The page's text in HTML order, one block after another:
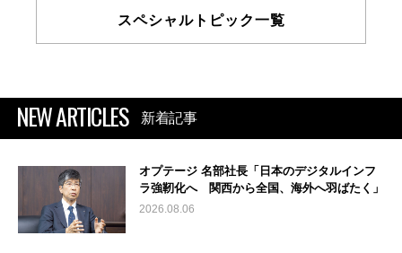
スペシャルトピック一覧
NEW ARTICLES 新着記事
オプテージ 名部社長「日本のデジタルインフ
ラ強靭化へ 関西から全国、海外へ羽ばたく」
2026.08.06